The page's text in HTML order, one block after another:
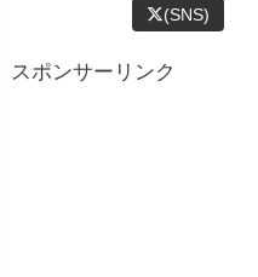
(SNS)
スポンサーリンク